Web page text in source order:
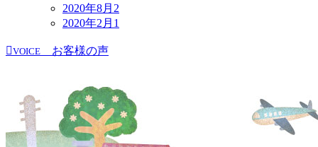
2020年8月 2
2020年2月 1
VOICE お客様の声